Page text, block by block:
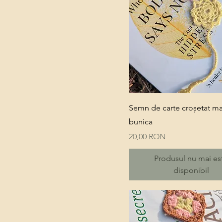
Quick View
Semn de carte croșetat
bunica
Price
20,00 RON
Produsul nu mai
disponibil